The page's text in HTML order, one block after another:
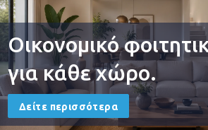
Οικονομικό
για κάθε χώρο.
Δείτε περισσότερα